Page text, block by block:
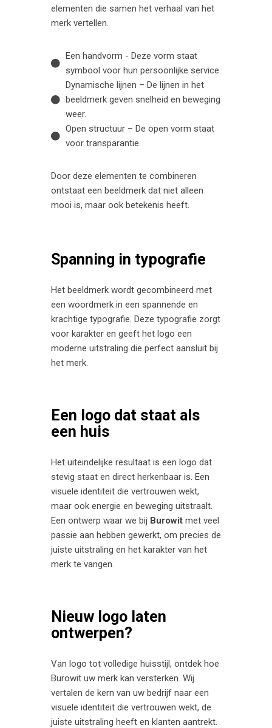
elementen die samen het verhaal van het
merk vertellen.
Een handvorm - Deze vorm staat
symbool voor hun persoonlijke service.
Dynamische lijnen – De lijnen in het
beeldmerk geven snelheid en beweging
weer.
Open structuur – De open vorm staat
voor transparantie.
Door deze elementen te combineren
ontstaat een beeldmerk dat niet alleen
mooi is, maar ook betekenis heeft.
Spanning in typografie
Het beeldmerk wordt gecombineerd met
een woordmerk in een spannende en
krachtige typografie. Deze typografie zorgt
voor karakter en geeft het logo een
moderne uitstraling die perfect aansluit bij
het merk.
Een logo dat staat als
een huis
Het uiteindelijke resultaat is een logo dat
stevig staat en direct herkenbaar is. Een
visuele identiteit die vertrouwen wekt,
maar ook energie en beweging uitstraalt.
Een ontwerp waar we bij Burowit met veel
passie aan hebben gewerkt, om precies de
juiste uitstraling en het karakter van het
merk te vangen.
Nieuw logo laten
ontwerpen?
Van logo tot volledige huisstijl, ontdek hoe
Burowit uw merk kan versterken. Wij
vertalen de kern van uw bedrijf naar een
visuele identiteit die vertrouwen wekt, de
juiste uitstraling heeft en klanten aantrekt.